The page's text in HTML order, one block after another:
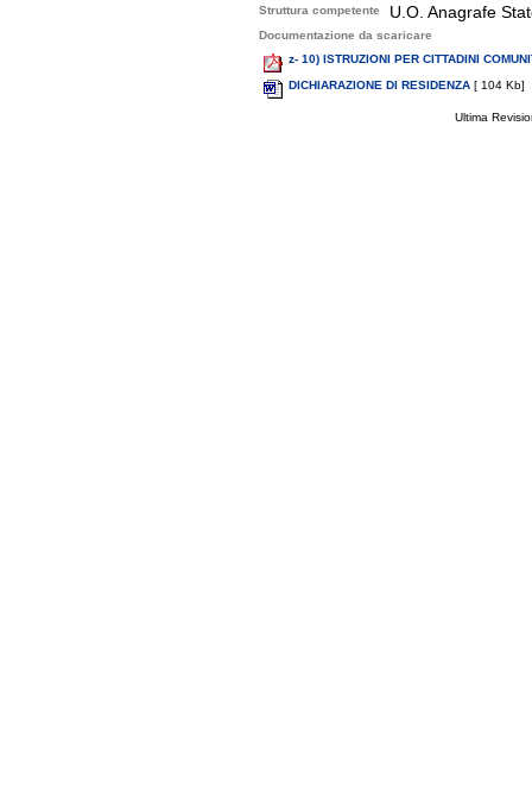
Struttura competente U.O. Anagrafe
Documentazione da scaricare
z- 10) ISTRUZIONI PER CITTADINI
DICHIARAZIONE DI RESIDENZA [ 104 Kb]
Ultima